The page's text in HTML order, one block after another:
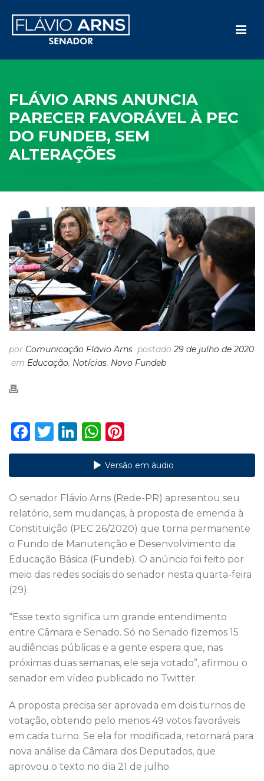
FLÁVIO ARNS ANUNCIA
PARECER FAVORÁVEL À PEC
DO FUNDEB, SEM
ALTERAÇÕES
por Comunicação Flávio Arns postado 29 de julho de 2020
em Educação, Notícias, Novo Fundeb
F
a
b
o
o
k
T
w
te
r
Li
n
e
dI
n
W
h
a
ts
A
p
p
n
te
re
st
Versão em áudio
O senador Flávio Arns (Rede-PR) apresentou seu
relatório, sem mudanças, à proposta de emenda à
Constituição (PEC 26/2020) que torna permanente
o Fundo de Manutenção e Desenvolvimento da
Educação Básica (Fundeb). O anúncio foi feito por
meio das redes sociais do senador nesta quarta-feira
(29).
“Esse texto significa um grande entendimento
entre Câmara e Senado. Só no Senado fizemos 15
audiências públicas e a gente espera que, nas
próximas duas semanas, ele seja votado”, afirmou o
senador em vídeo publicado no Twitter.
A proposta precisa ser aprovada em dois turnos de
votação, obtendo pelo menos 49 votos favoráveis
em cada turno. Se ela for modificada, retornará para
nova análise da Câmara dos Deputados, que
aprovou o texto no dia 21 de julho.